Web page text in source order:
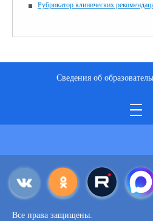
Рубрикатор клинических
Сведения об
Все права защищены.